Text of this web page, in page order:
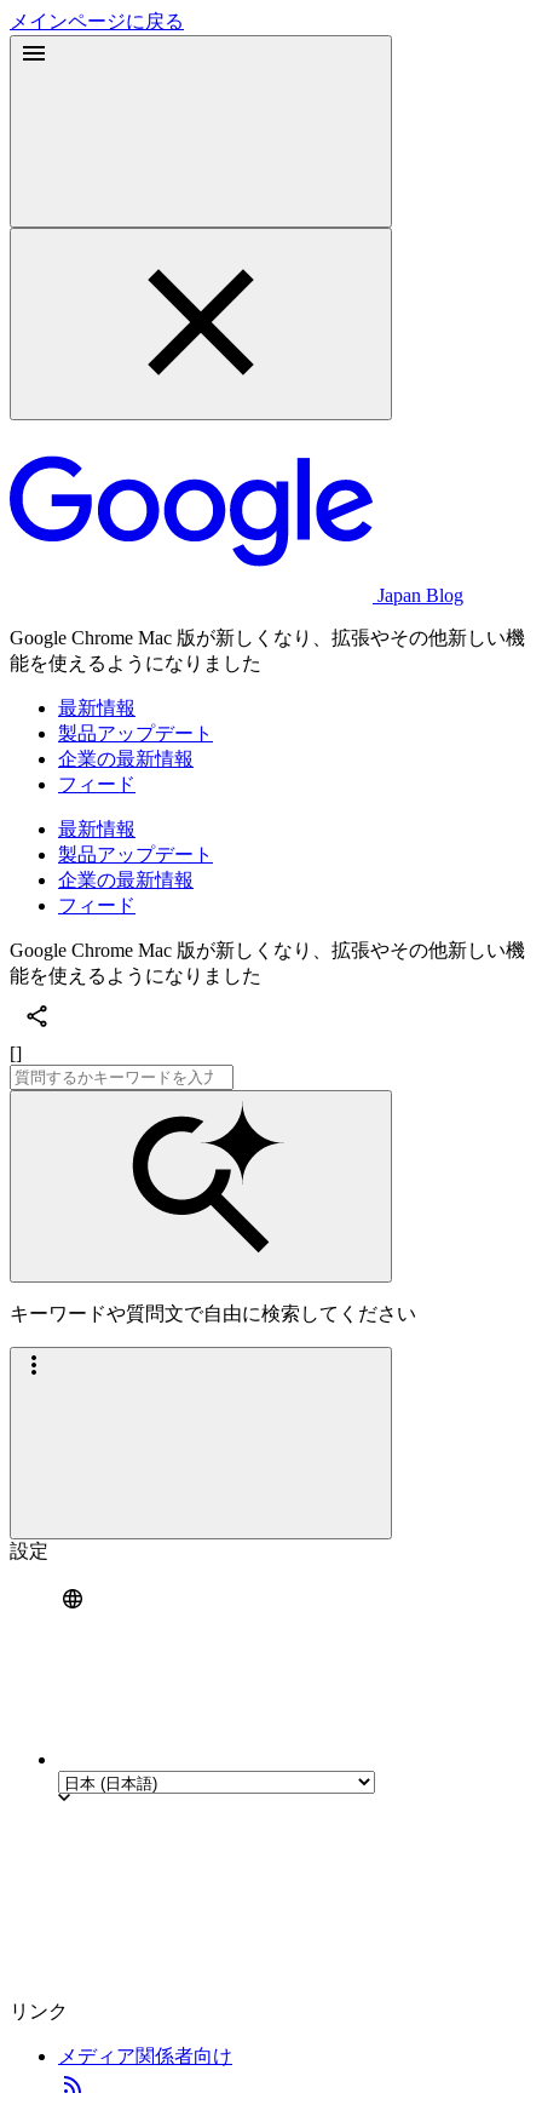
メインページに戻る
Japan Blog
Google Chrome Mac 版が新しくなり、拡張やその他新しい機
能を使えるようになりました
最新情報
製品アップデート
企業の最新情報
フィード
最新情報
製品アップデート
企業の最新情報
フィード
Google Chrome Mac 版が新しくなり、拡張やその他新しい機
能を使えるようになりました
[]
キーワードや質問文で自由に検索してください
設定
リンク
メディア関係者向け